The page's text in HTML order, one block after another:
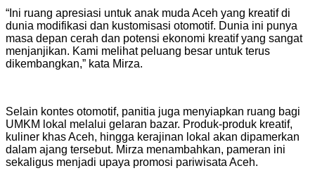
“Ini ruang apresiasi untuk anak muda Aceh yang kreatif di
dunia modifikasi dan kustomisasi otomotif. Dunia ini punya
masa depan cerah dan potensi ekonomi kreatif yang sangat
menjanjikan. Kami melihat peluang besar untuk terus
dikembangkan,” kata Mirza.
Selain kontes otomotif, panitia juga menyiapkan ruang bagi
UMKM lokal melalui gelaran bazar. Produk-produk kreatif,
kuliner khas Aceh, hingga kerajinan lokal akan dipamerkan
dalam ajang tersebut. Mirza menambahkan, pameran ini
sekaligus menjadi upaya promosi pariwisata Aceh.